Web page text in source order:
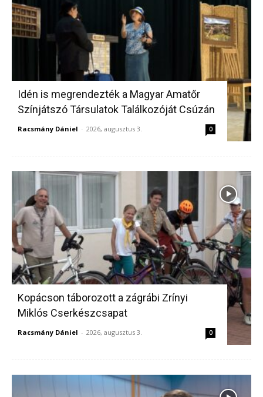
Idén is megrendezték a Magyar Amatőr
Színjátszó Társulatok Találkozóját Csúzán
Racsmány Dániel - 2026, augusztus 3. 0
Kopácson táborozott a zágrábi Zrínyi
Miklós Cserkészcsapat
Racsmány Dániel - 2026, augusztus 3. 0